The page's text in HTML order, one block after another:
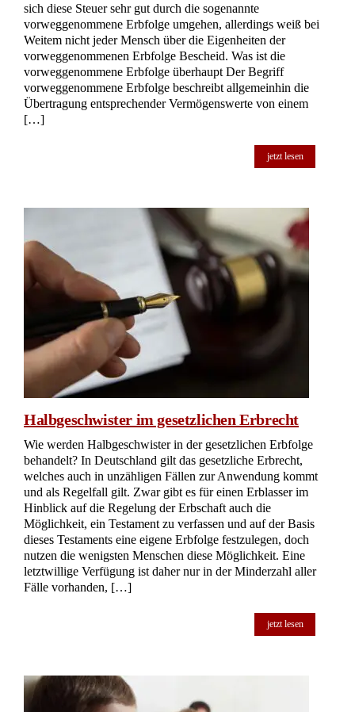
sich diese Steuer sehr gut durch die sogenannte
vorweggenommene Erbfolge umgehen, allerdings weiß bei
Weitem nicht jeder Mensch über die Eigenheiten der
vorweggenommenen Erbfolge Bescheid. Was ist die
vorweggenommene Erbfolge überhaupt Der Begriff
vorweggenommene Erbfolge beschreibt allgemeinhin die
Übertragung entsprechender Vermögenswerte von einem
[…]
jetzt lesen
Halbgeschwister im gesetzlichen Erbrecht
Wie werden Halbgeschwister in der gesetzlichen Erbfolge
behandelt? In Deutschland gilt das gesetzliche Erbrecht,
welches auch in unzähligen Fällen zur Anwendung kommt
und als Regelfall gilt. Zwar gibt es für einen Erblasser im
Hinblick auf die Regelung der Erbschaft auch die
Möglichkeit, ein Testament zu verfassen und auf der Basis
dieses Testaments eine eigene Erbfolge festzulegen, doch
nutzen die wenigsten Menschen diese Möglichkeit. Eine
letztwillige Verfügung ist daher nur in der Minderzahl aller
Fälle vorhanden, […]
jetzt lesen